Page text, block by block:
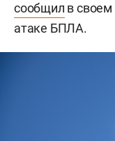
сообщил в своем
атаке БПЛА.